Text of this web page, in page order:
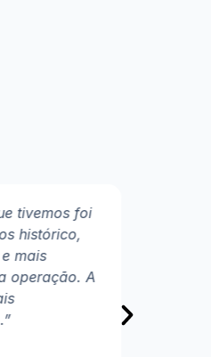
tivemos foi
histórico,
mais
operação. A